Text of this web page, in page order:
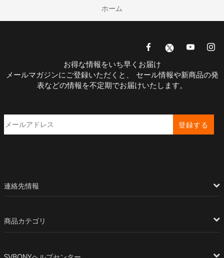
ホーム
お得な情報をいち早くお届け
メールマガジンにご登録いただくと、 セール情報や新商品の発
表などの情報を不定期でお届けいたします。
登録する
連絡先情報
商品カテゴリ